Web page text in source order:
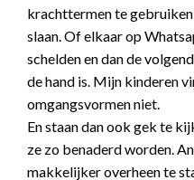
krachttermen te
slaan. Of elkaar op
schelden en dan de
de hand is. Mijn kinderen
omgangsvormen niet.
En staan dan ook gek te
ze zo benaderd worden.
makkelijker overheen te